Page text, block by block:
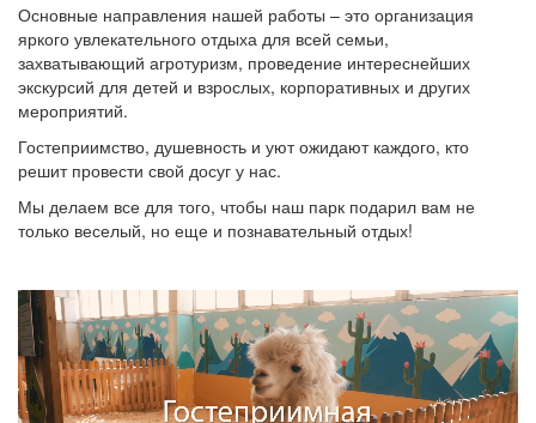
Основные направления нашей работы – это организация
яркого увлекательного отдыха для всей семьи,
захватывающий агротуризм, проведение интереснейших
экскурсий для детей и взрослых, корпоративных и других
мероприятий.
Гостеприимство, душевность и уют ожидают каждого, кто
решит провести свой досуг у нас.
Мы делаем все для того, чтобы наш парк подарил вам не
только веселый, но еще и познавательный отдых!